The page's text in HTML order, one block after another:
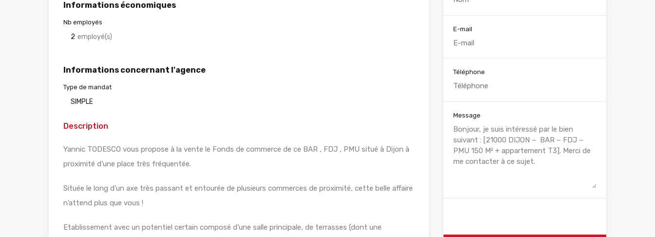
Informations économiques
Nb employés
2 employé(s)
Informations concernant l'agence
Type de mandat
SIMPLE
Description
Yannic TODESCO vous propose à la vente le Fonds de commerce de ce BAR , FDJ , PMU situé à Dijon à
proximité d’une place très fréquentée.
Située le long d’un axe très passant et entourée de plusieurs commerces de proximité, cette belle affaire
n’attend plus que vous !
Etablissement avec un potentiel certain composé d’une salle principale, de terrasses (dont une
E-mail
Téléphone
Message